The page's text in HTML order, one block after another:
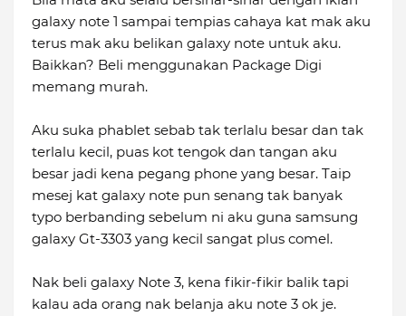
galaxy note 1 sampai tempias cahaya kat mak aku
terus mak aku belikan galaxy note untuk aku.
Baikkan? Beli menggunakan Package Digi
memang murah.
Aku suka phablet sebab tak terlalu besar dan tak
terlalu kecil, puas kot tengok dan tangan aku
besar jadi kena pegang phone yang besar. Taip
mesej kat galaxy note pun senang tak banyak
typo berbanding sebelum ni aku guna samsung
galaxy Gt-3303 yang kecil sangat plus comel.
Nak beli galaxy Note 3, kena fikir-fikir balik tapi
kalau ada orang nak belanja aku note 3 ok je.